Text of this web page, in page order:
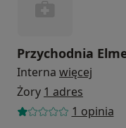
Przychodnia
Interna więcej
Żory 1 adres
1 opinia